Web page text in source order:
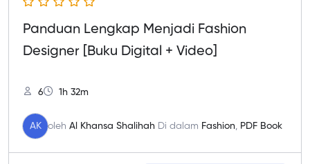
Panduan Lengkap Menjadi Fashion
Designer [Buku Digital + Video]
6 1h 32m
AK oleh Al Khansa Shalihah Di dalam Fashion PDF Book